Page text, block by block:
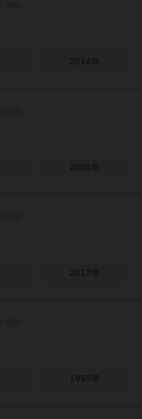
2014年
2006年
2017年
1995年